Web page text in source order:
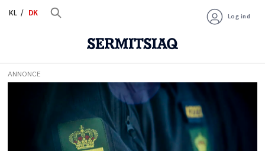
KL DK Log ind
Tag:
ilulissat
ANNONCE